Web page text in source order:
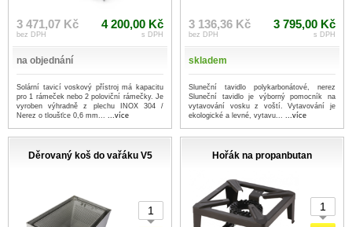
3 471,07 Kč
bez DPH
4 200,00 Kč
s DPH
na objednání
Solární tavicí voskový přístroj má kapacitu
pro 1 rámeček nebo 2 poloviční rámečky. Je
vyroben výhradně z plechu INOX 304 /
Nerez o tloušťce 0,6 mm... ...více
3 136,36 Kč
bez DPH
3 795,00 Kč
s DPH
skladem
Sluneční tavidlo polykarbonátové, nerez
Sluneční tavidlo je výborný pomocník na
vytavování vosku z voští. Vytavování je
ekologické a levné, vytavu... ...více
Děrovaný koš do vařáku V5 Hořák na propanbutan